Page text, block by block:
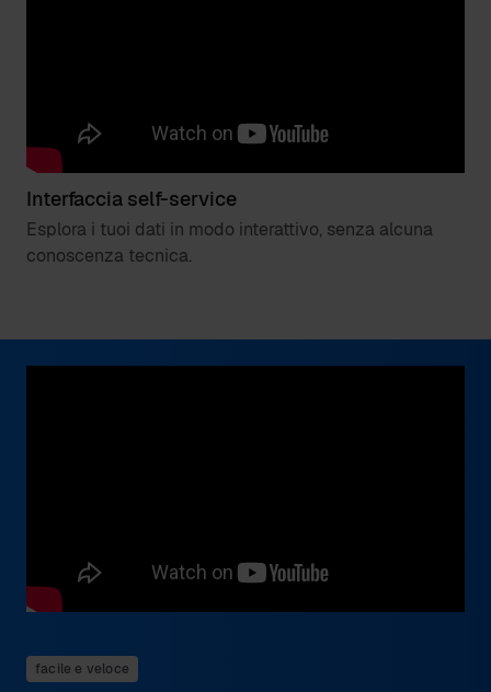
Interfaccia self-service
Esplora i tuoi dati in modo interattivo, senza alcuna
conoscenza tecnica.
facile e veloce